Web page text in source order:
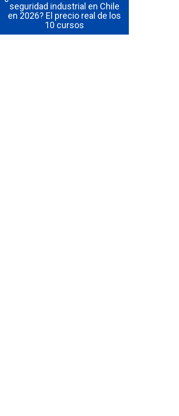
seguridad industrial en Chile
en 2026? El precio real de los
10 cursos